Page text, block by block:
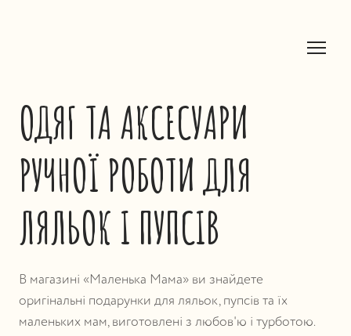
ОДЯГ ТА АКСЕСУАРИ
РУЧНОЇ РОБОТИ ДЛЯ
ЛЯЛЬОК І ПУПСІВ
В магазині «Маленька Мама» ви знайдете
оригінальні подарунки для ляльок, пупсів та їх
маленьких мам, виготовлені з любов'ю і турботою.